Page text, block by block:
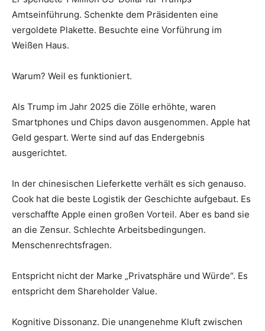
Amtseinführung. Schenkte dem Präsidenten eine
vergoldete Plakette. Besuchte eine Vorführung im
Weißen Haus.
Warum? Weil es funktioniert.
Als Trump im Jahr 2025 die Zölle erhöhte, waren
Smartphones und Chips davon ausgenommen. Apple hat
Geld gespart. Werte sind auf das Endergebnis
ausgerichtet.
In der chinesischen Lieferkette verhält es sich genauso.
Cook hat die beste Logistik der Geschichte aufgebaut. Es
verschaffte Apple einen großen Vorteil. Aber es band sie
an die Zensur. Schlechte Arbeitsbedingungen.
Menschenrechtsfragen.
Entspricht nicht der Marke „Privatsphäre und Würde“. Es
entspricht dem Shareholder Value.
Kognitive Dissonanz. Die unangenehme Kluft zwischen